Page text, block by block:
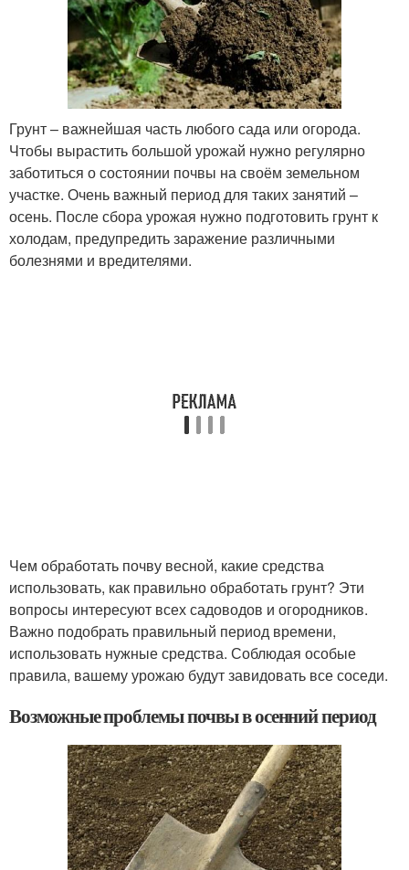
Грунт – важнейшая часть любого сада или огорода.
Чтобы вырастить большой урожай нужно регулярно
заботиться о состоянии почвы на своём земельном
участке. Очень важный период для таких занятий –
осень. После сбора урожая нужно подготовить грунт к
холодам, предупредить заражение различными
болезнями и вредителями.
Чем обработать почву весной, какие средства
использовать, как правильно обработать грунт? Эти
вопросы интересуют всех садоводов и огородников.
Важно подобрать правильный период времени,
использовать нужные средства. Соблюдая особые
правила, вашему урожаю будут завидовать все соседи.
Возможные проблемы почвы в осенний период